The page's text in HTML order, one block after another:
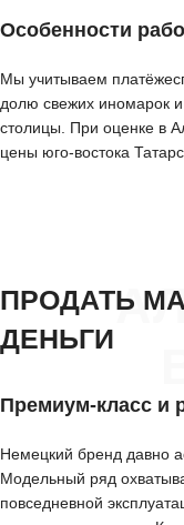
Особенности
Мы учитываем
долю свежих иномарок
столицы. При оценке в
цены юго-востока
ПРОДАТЬ
ДЕНЬГИ
Премиум-класс и
Немецкий бренд давно
Модельный ряд
повседневной